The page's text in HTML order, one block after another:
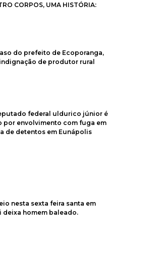
CORPOS, UMA HISTÓRIA:
do prefeito de Ecoporanga,
de produtor rural
federal uldurico júnior é
por envolvimento com fuga em
de detentos em Eunápolis
nesta sexta feira santa em
deixa homem baleado.